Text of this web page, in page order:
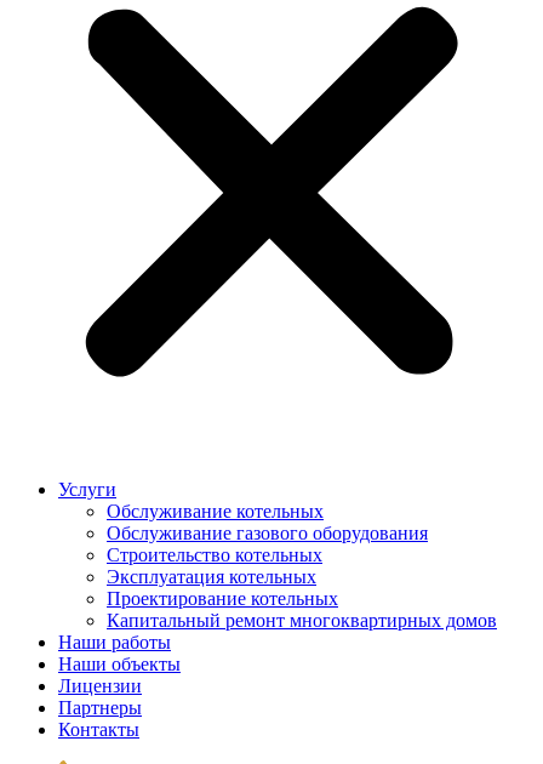
Услуги
Обслуживание котельных
Обслуживание газового оборудования
Строительство котельных
Эксплуатация котельных
Проектирование котельных
Капитальный ремонт многоквартирных домов
Наши работы
Наши объекты
Лицензии
Партнеры
Контакты